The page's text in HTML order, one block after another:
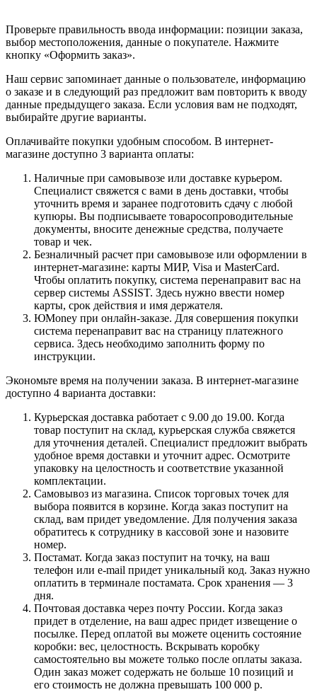
Проверьте правильность ввода информации: позиции заказа,
выбор местоположения, данные о покупателе. Нажмите
кнопку «Оформить заказ».
Наш сервис запоминает данные о пользователе, информацию
о заказе и в следующий раз предложит вам повторить к вводу
данные предыдущего заказа. Если условия вам не подходят,
выбирайте другие варианты.
Оплачивайте покупки удобным способом. В интернет-
магазине доступно 3 варианта оплаты:
Наличные при самовывозе или доставке курьером.
Специалист свяжется с вами в день доставки, чтобы
уточнить время и заранее подготовить сдачу с любой
купюры. Вы подписываете товаросопроводительные
документы, вносите денежные средства, получаете
товар и чек.
Безналичный расчет при самовывозе или оформлении в
интернет-магазине: карты МИР, Visa и MasterCard.
Чтобы оплатить покупку, система перенаправит вас на
сервер системы ASSIST. Здесь нужно ввести номер
карты, срок действия и имя держателя.
ЮMoney при онлайн-заказе. Для совершения покупки
система перенаправит вас на страницу платежного
сервиса. Здесь необходимо заполнить форму по
инструкции.
Экономьте время на получении заказа. В интернет-магазине
доступно 4 варианта доставки:
Курьерская доставка работает с 9.00 до 19.00. Когда
товар поступит на склад, курьерская служба свяжется
для уточнения деталей. Специалист предложит выбрать
удобное время доставки и уточнит адрес. Осмотрите
упаковку на целостность и соответствие указанной
комплектации.
Самовывоз из магазина. Список торговых точек для
выбора появится в корзине. Когда заказ поступит на
склад, вам придет уведомление. Для получения заказа
обратитесь к сотруднику в кассовой зоне и назовите
номер.
Постамат. Когда заказ поступит на точку, на ваш
телефон или e-mail придет уникальный код. Заказ нужно
оплатить в терминале постамата. Срок хранения — 3
дня.
Почтовая доставка через почту России. Когда заказ
придет в отделение, на ваш адрес придет извещение о
посылке. Перед оплатой вы можете оценить состояние
коробки: вес, целостность. Вскрывать коробку
самостоятельно вы можете только после оплаты заказа.
Один заказ может содержать не больше 10 позиций и
его стоимость не должна превышать 100 000 р.